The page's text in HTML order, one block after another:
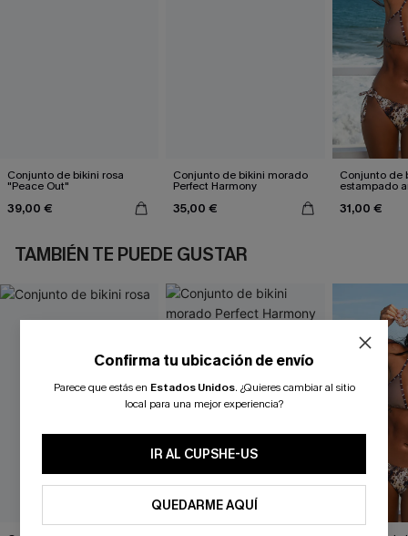
Conjunto de bikini rosa
"Peace Out"
39,00 €
Conjunto de bikini morado
Perfect Harmony
35,00 €
Conjunto de
estampado
31,00 €
TAMBIÉN TE PUEDE GUSTAR
Confirma tu ubicación de envío
Parece que estás en Estados Unidos. ¿Quieres cambiar al sitio
local para una mejor experiencia?
IR AL CUPSHE-US
QUEDARME AQUÍ